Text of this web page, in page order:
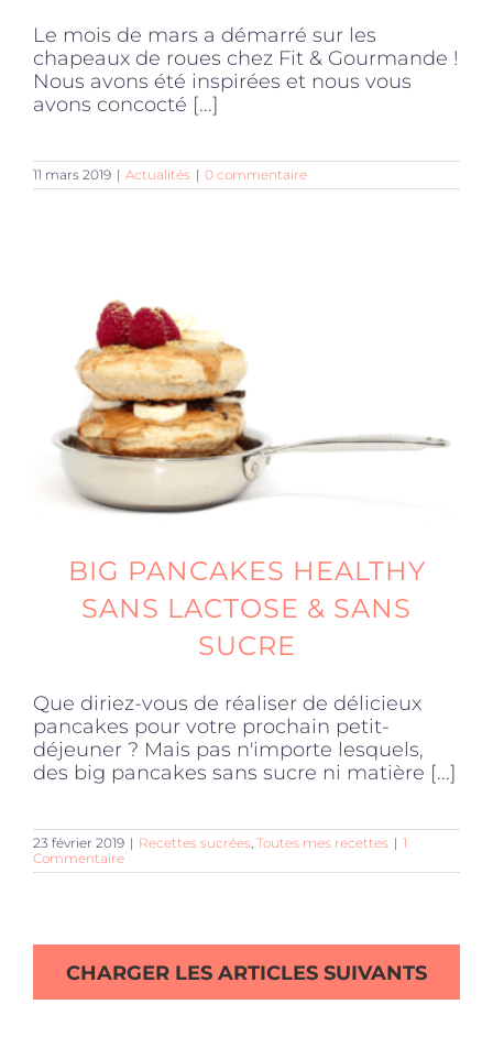
Le mois de mars a démarré sur les
chapeaux de roues chez Fit & Gourmande !
Nous avons été inspirées et nous vous
avons concocté [...]
11 mars 2019 | Actualités | 0 commentaire
BIG PANCAKES HEALTHY
SANS LACTOSE & SANS
SUCRE
Que diriez-vous de réaliser de délicieux
pancakes pour votre prochain petit-
déjeuner ? Mais pas n'importe lesquels,
des big pancakes sans sucre ni matière [...]
23 février 2019 | Recettes sucrées, Toutes mes recettes | 1
Commentaire
CHARGER LES ARTICLES SUIVANTS